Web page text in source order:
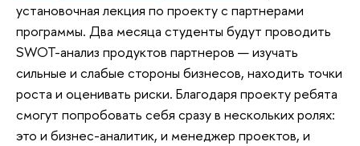
установочная лекция по проекту с партнерами
программы. Два месяца студенты будут проводить
SWOT-анализ продуктов партнеров — изучать
сильные и слабые стороны бизнесов, находить точки
роста и оценивать риски. Благодаря проекту ребята
смогут попробовать себя сразу в нескольких ролях:
это и бизнес-аналитик, и менеджер проектов, и